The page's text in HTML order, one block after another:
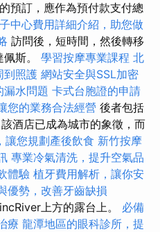
預訂，應作為預付款支付總
中心費用詳細介紹，助您做
訪問後，短時間，然後轉移
斯。 學習按摩專業課程 北
到照護 網站安全與SSL加密
漏水問題 卡式台胞證的申請
您的業務合法經營 後者包括
酒店已成為城市的象徵，而
讓您規劃產後飲食 新竹按摩
專業冷氣清洗，提升空氣品
體驗 植牙費用解析，讓你安
優勢，改善牙齒缺損
上方的露台上。 必備
療 龍潭地區的眼科診所，提